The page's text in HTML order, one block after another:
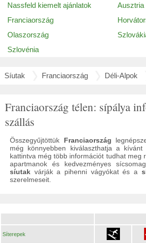
Nassfeld kiemelt ajánlatok
Ausztria
Franciaország
Olaszország
Szlovénia
Síutak Franciaország Déli-Alpok
Franciaország télen: sípálya
szállás
Összegyűjtöttük Franciaország
még könnyebben kiválaszthatja a kívánt
kattintva még több információt tudhat meg
apartmanok és kedvezményes
síutak várják a pihenni vágyókat és a
szerelmeseit.
Síterepek